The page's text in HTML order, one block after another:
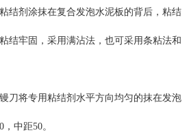
结剂涂抹在复合发泡水泥板的背后，粘结
结牢固，采用满沾法，也可采用条粘法和
刀将专用粘结剂水平方向均匀的抹在发泡
中距50。